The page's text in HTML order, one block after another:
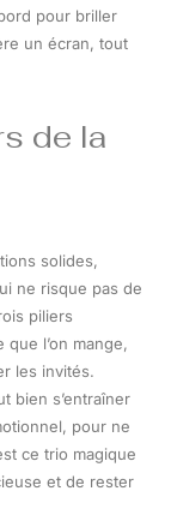
pour briller
un écran, tout
de la
solides,
ne risque pas de
piliers
que l’on mange,
les invités.
bien s’entraîner
pour ne
ce trio magique
et de rester